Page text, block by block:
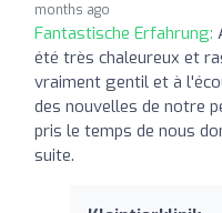
months ago
Fantastische Erfahrung:
été très chaleureux et
vraiment gentil et à
des nouvelles de notre
pris le temps de nous
suite.